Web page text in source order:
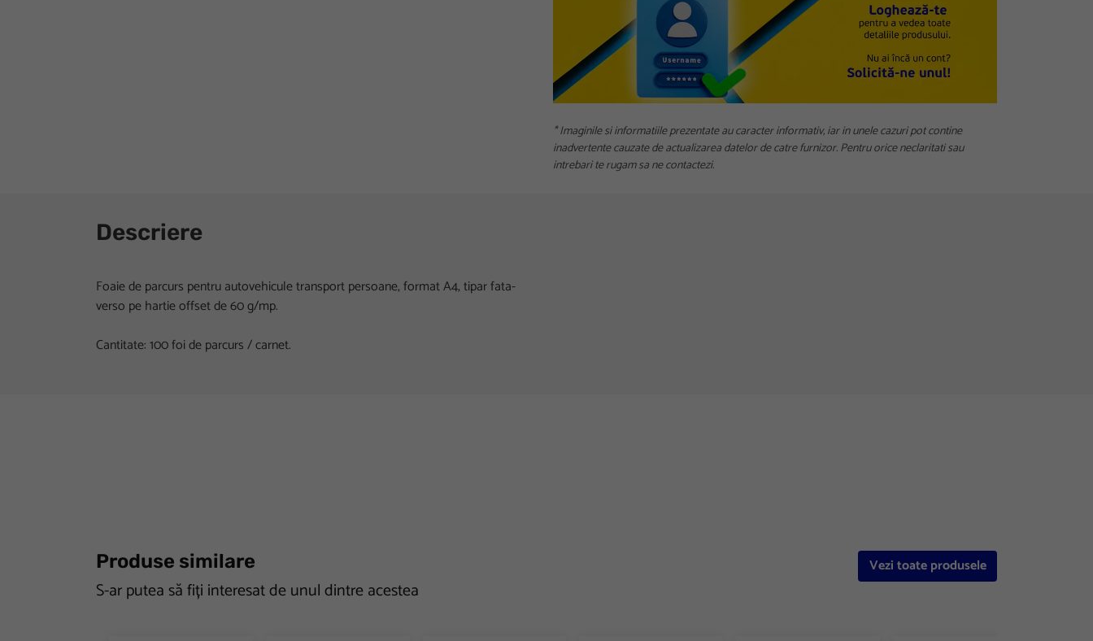
* Imaginile si informatiile prezentate au caracter informativ, iar in unele cazuri pot contine
inadvertente cauzate de actualizarea datelor de catre furnizor. Pentru orice neclaritati sau
intrebari te rugam sa ne contactezi.
Descriere
Foaie de parcurs pentru autovehicule transport persoane, format A4, tipar fata-
verso pe hartie offset de 60 g/mp.
Cantitate: 100 foi de parcurs / carnet.
Produse similare
S-ar putea să fiți interesat de unul dintre acestea
Vezi toate produsele